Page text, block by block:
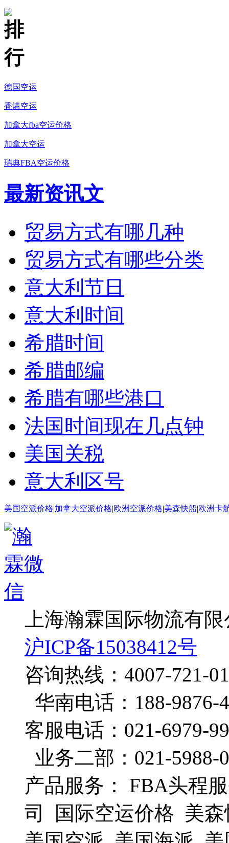
德国空运
香港空运
加拿大fba空运价格
加拿大空运
瑞典FBA空运价格
最新资讯文
贸易方式有哪几种
贸易方式有哪些分类
意大利节日
意大利时间
希腊时间
希腊邮编
希腊有哪些港口
法国时间现在几点钟
美国关税
意大利区号
美国空派价格|加拿大空派价格|欧洲空派价格|美森快船|欧洲卡
上海瀚霖国际物流
沪ICP备15038412号
咨询热线：4007-721-
华南电话：188-9876-
客服电话：021-6979-
业务二部：021-5988-
产品服务： FBA头程
司 国际空运价格 美森